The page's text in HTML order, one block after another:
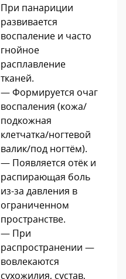
При панариции
развивается
воспаление и часто
гнойное
расплавление
тканей.
— Формируется очаг
воспаления (кожа/
подкожная
клетчатка/ногтевой
валик/под ногтём).
— Появляется отёк и
распирающая боль
из-за давления в
ограниченном
пространстве.
— При
распространении —
вовлекаются
сухожилия, сустав,